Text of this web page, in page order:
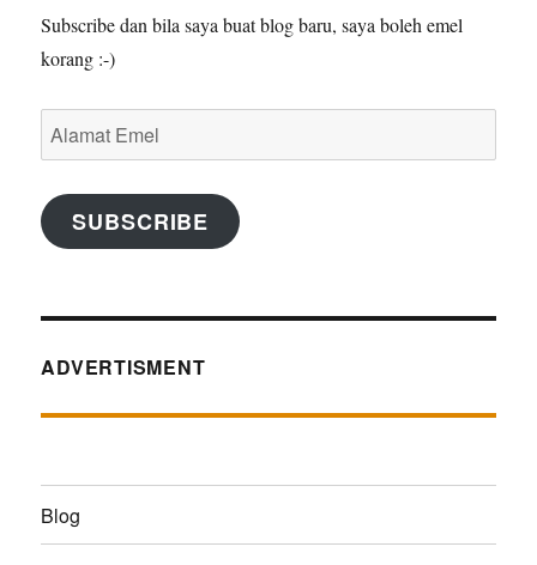
Subscribe dan bila saya buat blog baru, saya boleh emel
korang :-)
Alamat
Emel
SUBSCRIBE
ADVERTISMENT
Blog